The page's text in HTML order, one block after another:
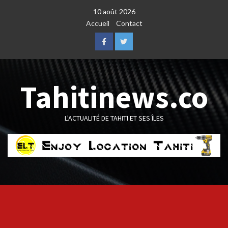
10 août 2026
Accueil
Contact
FacebookTwitter
Tahitinews.co
L'ACTUALITÉ DE TAHITI ET SES ÎLES